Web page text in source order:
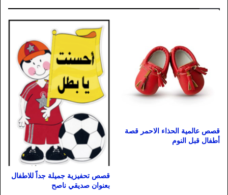
قصص عالمية الحذاء الاحمر قصة
أطفال قبل النوم
قصص تحفيزية جميلة جداً للاطفال
بعنوان صديقي ناصح